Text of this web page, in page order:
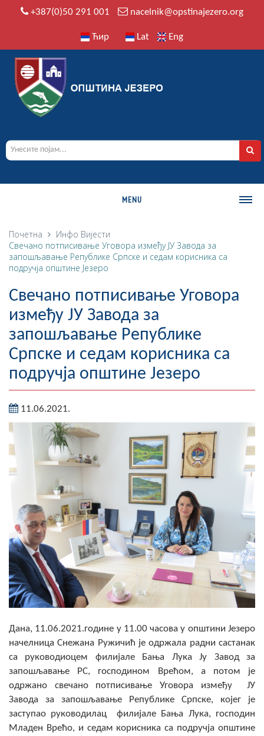
+387(0)50 291 001 nacelnik@opstinajezero.org
Ћир Lat Eng
MENU
О ОПШТИНИ
Историја
Насељена мјеста
Занимљивости
Фотогалерија
НАЧЕЛНИК
О Начелнику
Замјеник начелника
Извјештај о раду начелника
СКУПШТИНА
Статут Општине
Скупштинско вијеће општине језеро
Састав Скупштине
Службени Гласници
ОПШТИНСКА УПРАВА
ИНФО
Вијести
Активности
Јавни позиви
Почетна Инфо Вијести
Свечано потписивање Уговора између ЈУ Завода за
запошљавање Републике Српске и седам корисника са
подручја општине Језеро
Свечано потписивање Уговора
између ЈУ Завода за
запошљавање Републике
Српске и седам корисника са
подручја општине Језеро
11.06.2021.
Дана, 11.06.2021.године у 11.00 часова у општини Језеро
начелница Снежана Ружичић је одржала радни састанак
са руководиоцем филијале Бања Лука Ју Завод за
запошљавање РС, господином Врећом, а потом је
одржано свечано потписивање Уговора између ЈУ
Завода за запошљавање Републике Српске, којег је
заступао руководилац филијале Бања Лука, господин
Младен Врећо, и седам корисника са подручја општине